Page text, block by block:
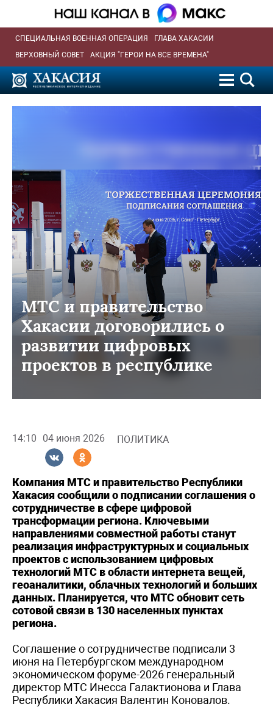
СПЕЦИАЛЬНАЯ ВОЕННАЯ ОПЕРАЦИЯ
ГЛАВА ХАКАСИИ
ВЕРХОВНЫЙ СОВЕТ
АКЦИЯ "ГЕРОИ НА ВСЕ ВРЕМЕНА"
МТС и правительство
Хакасии договорились о
развитии цифровых
проектов в республике
14:10 04 июня 2026 ПОЛИТИКА
Компания МТС и правительство Республики
Хакасия сообщили о подписании соглашения о
сотрудничестве в сфере цифровой
трансформации региона. Ключевыми
направлениями совместной работы станут
реализация инфраструктурных и социальных
проектов с использованием цифровых
технологий МТС в области интернета вещей,
геоаналитики, облачных технологий и больших
данных. Планируется, что МТС обновит сеть
сотовой связи в 130 населенных пунктах
региона.
Соглашение о сотрудничестве подписали 3
июня на Петербургском международном
экономическом форуме-2026 генеральный
директор МТС Инесса Галактионова и Глава
Республики Хакасия Валентин Коновалов.